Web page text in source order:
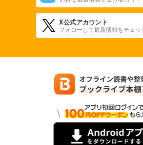
X公式アカウント
フォローして最新情報をチェッ